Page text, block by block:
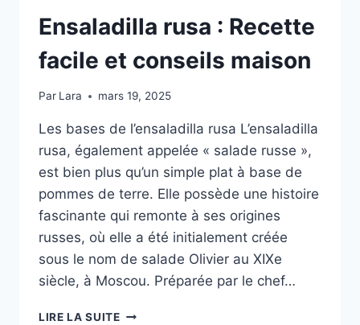
Ensaladilla rusa : Recette
facile et conseils maison
Par Lara mars 19, 2025
Les bases de l’ensaladilla rusa L’ensaladilla
rusa, également appelée « salade russe »,
est bien plus qu’un simple plat à base de
pommes de terre. Elle possède une histoire
fascinante qui remonte à ses origines
russes, où elle a été initialement créée
sous le nom de salade Olivier au XIXe
siècle, à Moscou. Préparée par le chef…
LIRE LA SUITEENSALADILLA